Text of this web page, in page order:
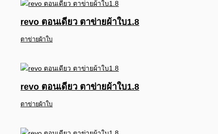
revo ตอนเดียว ตาข่ายผ้าใบ1.8
ตาข่ายผ้าใบ
revo ตอนเดียว ตาข่ายผ้าใบ1.8
ตาข่ายผ้าใบ